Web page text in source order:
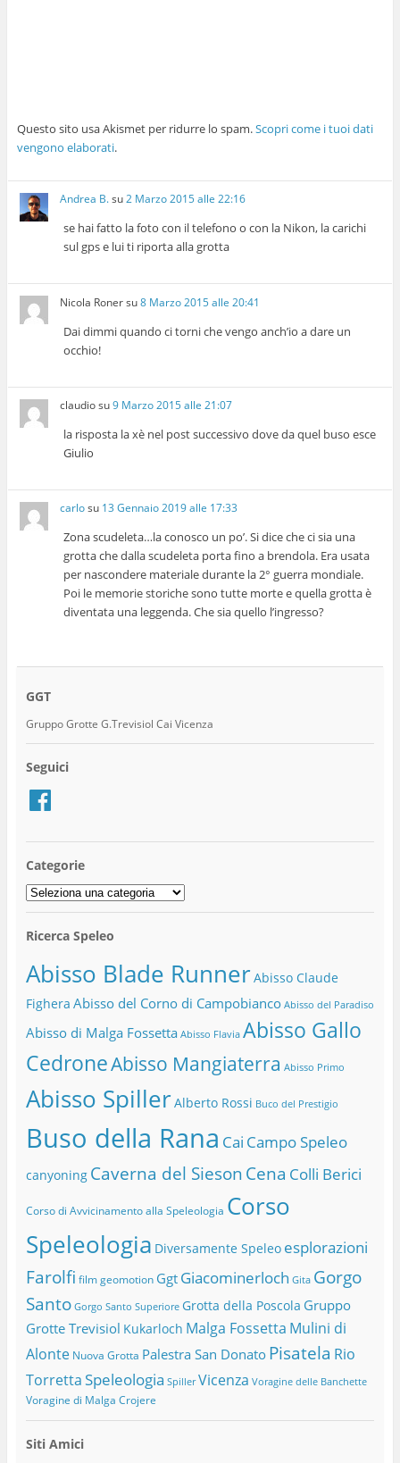
Questo sito usa Akismet per ridurre lo spam.Scopri come i tuoi dati
vengono elaborati.
Andrea B.su2 Marzo 2015 alle 22:16
se hai fatto la foto con il telefono o con la Nikon, la carichi
sul gps e lui ti riporta alla grotta
Nicola Ronersu8 Marzo 2015 alle 20:41
Dai dimmi quando ci torni che vengo anch’io a dare un
occhio!
claudiosu9 Marzo 2015 alle 21:07
la risposta la xè nel post successivo dove da quel buso esce
Giulio
carlosu 13 Gennaio 2019 alle 17:33
Zona scudeleta…la conosco un po’. Si dice che ci sia una
grotta che dalla scudeleta porta fino a brendola. Era usata
per nascondere materiale durante la 2° guerra mondiale.
Poi le memorie storiche sono tutte morte e quella grotta è
diventata una leggenda. Che sia quello l’ingresso?
GGT
Gruppo Grotte G.Trevisiol Cai Vicenza
Seguici
Facebook
Categorie
Categorie
Ricerca Speleo
Abisso Blade RunnerAbisso Claude
Fighera Abisso del Corno di Campobianco Abisso del Paradiso
Abisso di Malga Fossetta Abisso Flavia Abisso Gallo
CedroneAbisso Mangiaterra Abisso Primo
Abisso SpillerAlberto Rossi Buco del Prestigio
Buso della Rana Cai Campo Speleo
canyoning Caverna del Sieson Cena Colli Berici
Corso di Avvicinamento alla Speleologia Corso
Speleologia Diversamente Speleo esplorazioni
Farolfi film geomotion Ggt Giacominerloch Gita Gorgo
Santo Gorgo Santo Superiore Grotta della Poscola Gruppo
Grotte Trevisiol Kukarloch Malga Fossetta Mulini di
Alonte Nuova Grotta Palestra San Donato Pisatela Rio
TorrettaSpeleologia Spiller Vicenza Voragine delle Banchette
Voragine di Malga Crojere
Siti Amici